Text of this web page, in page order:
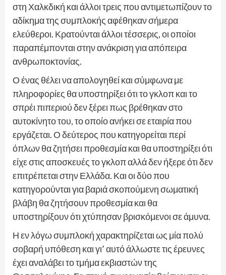
στη Χαλκδική και άλλοι τρεις που αντιμετωπίζουν το
αδίκημα της συμπλοκής αφέθηκαν σήμερα
ελεύθεροι. Κρατούνται άλλοι τέσσερις, οι οποίοι
παραπέμπονται στην ανάκριση για απόπειρα
ανθρωποκτονίας.
Ο ένας θέλει να απολογηθεί και σύμφωνα με
πληροφορίες θα υποστηρίξει ότι το γκλοπ και το
σπρέι πιπεριού δεν ξέρει πως βρέθηκαν στο
αυτοκίνητο του, το οποίο ανήκει σε εταιρία που
εργάζεται. Ο δεύτερος που κατηγορείται περί
όπλων θα ζητήσει προθεσμία και θα υποστηρίξει ότι
είχε στις αποσκευές το γκλοπ αλλά δεν ήξερε ότι δεν
επιτρέπεται στην Ελλάδα. Και οι δύο που
κατηγορούνται για βαριά σκοπούμενη σωματική
βλάβη θα ζητήσουν προθεσμία και θα
υποστηρίξουν ότι χτύπησαν βρισκόμενοι σε άμυνα.
Η εν λόγω συμπλοκή χαρακτηρίζεται ως μία πολύ
σοβαρή υπόθεση και γι’ αυτό άλλωστε τις έρευνες
έχει αναλάβει το τμήμα εκβιαστών της